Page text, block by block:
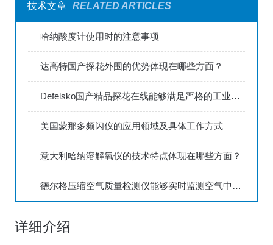
技术文章 RELATED ARTICLES
哈纳酸度计使用时的注意事项
达高特国产探花外围的优势体现在哪些方面？
Defelsko国产精品探花在线能够满足严格的工业标准
美国蒙那多频闪仪的应用领域及具体工作方式
意大利哈纳溶解氧仪的技术特点体现在哪些方面？
德尔格压缩空气质量检测仪能够实时监测空气中的污染物浓度
详细介绍